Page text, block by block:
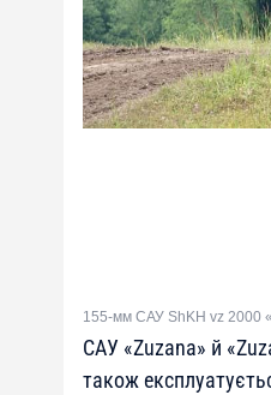
155-мм САУ ShKH vz 2000
САУ «Zuzana» й
також